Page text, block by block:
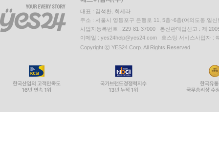
대표 : 김석환, 최세라
주소 : 서울시 영등포구 은행로 11, 5층~6층(여의도동,일신
사업자등록번호 : 229-81-37000 통신판매업신고 : 제
이메일 : yes24help@yes24.com 호스팅 서비스사업자 :
Copyright ⓒ YES24 Corp. All Rights Reserved.